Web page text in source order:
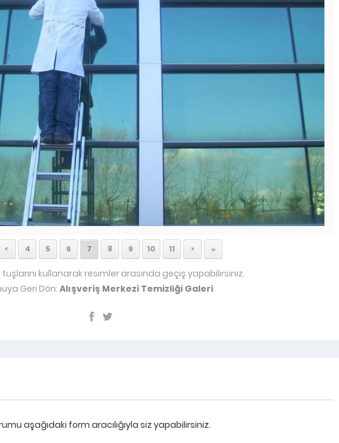
< 4 5 6 7 8 9 10 11 > »
kullanarak resimler arasında geçiş yapabilirsiniz.
Geri Dön:Alışveriş Merkezi Temizliği Galeri
aşağıdaki form aracılığıyla siz yapabilirsiniz.